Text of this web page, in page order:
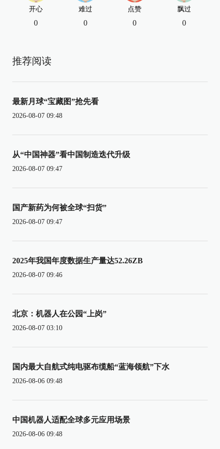
开心
0
难过
0
点赞
0
飘过
0
推荐阅读
最新月球“宝藏图”抢先看
2026-08-07 09:48
从“中国神器”看中国制造迭代升级
2026-08-07 09:47
国产新药为何被全球“扫货”
2026-08-07 09:47
2025年我国年度数据生产量达52.26ZB
2026-08-07 09:46
北京：机器人在公园“上岗”
2026-08-07 03:10
国内最大自航式纯电驱布缆船“蓝海领航”下水
2026-08-06 09:48
中国机器人适配全球多元应用场景
2026-08-06 09:48